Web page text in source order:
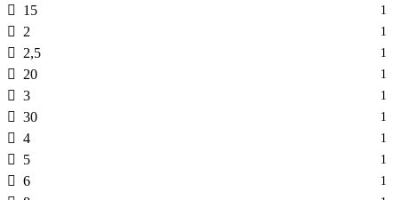
15 1
2 1
2,5 1
20 1
3 1
30 1
4 1
5 1
6 1